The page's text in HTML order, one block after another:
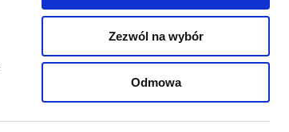
Zezwól na wybór
Odmowa